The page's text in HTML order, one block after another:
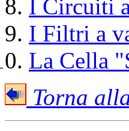
I Circuiti
I Filtri a
La Cella
Torna